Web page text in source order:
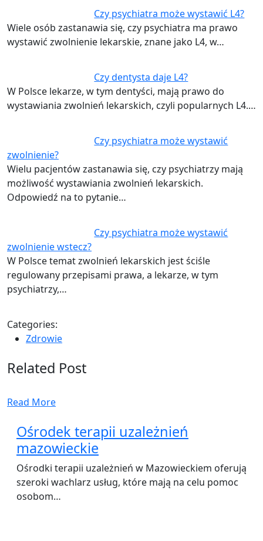
Czy psychiatra może wystawić L4?
Wiele osób zastanawia się, czy psychiatra ma prawo
wystawić zwolnienie lekarskie, znane jako L4, w…
Czy dentysta daje L4?
W Polsce lekarze, w tym dentyści, mają prawo do
wystawiania zwolnień lekarskich, czyli popularnych L4.…
Czy psychiatra może wystawić
zwolnienie?
Wielu pacjentów zastanawia się, czy psychiatrzy mają
możliwość wystawiania zwolnień lekarskich.
Odpowiedź na to pytanie…
Czy psychiatra może wystawić
zwolnienie wstecz?
W Polsce temat zwolnień lekarskich jest ściśle
regulowany przepisami prawa, a lekarze, w tym
psychiatrzy,…
Categories:
Zdrowie
Related Post
Read More
Ośrodek terapii uzależnień
mazowieckie
Ośrodki terapii uzależnień w Mazowieckiem oferują
szeroki wachlarz usług, które mają na celu pomoc
osobom…